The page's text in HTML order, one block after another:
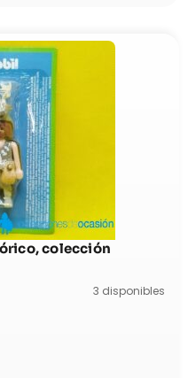
colección
3 disponibles